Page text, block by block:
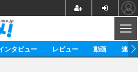
ンタビュー レビュー 動画 連載